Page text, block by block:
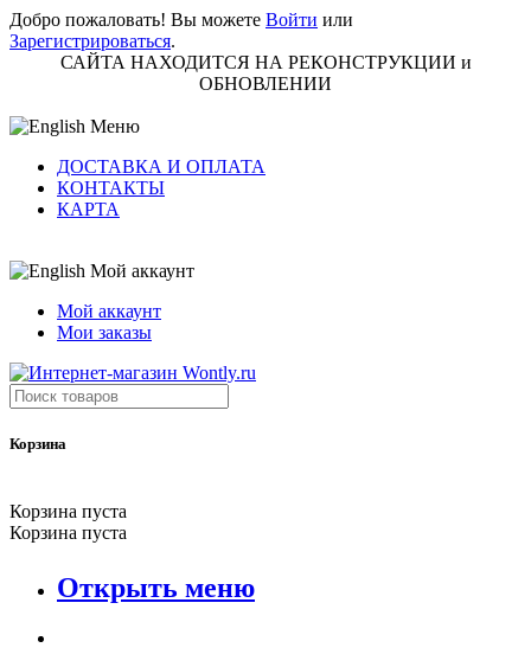
Добро пожаловать! Вы можете Войти или
Зарегистрироваться.
САЙТА НАХОДИТСЯ НА РЕКОНСТРУКЦИИ и
ОБНОВЛЕНИИ
Меню
ДОСТАВКА И ОПЛАТА
КОНТАКТЫ
КАРТА
Мой аккаунт
Мой аккаунт
Мои заказы
Корзина
Корзина пуста
Корзина пуста
Открыть меню